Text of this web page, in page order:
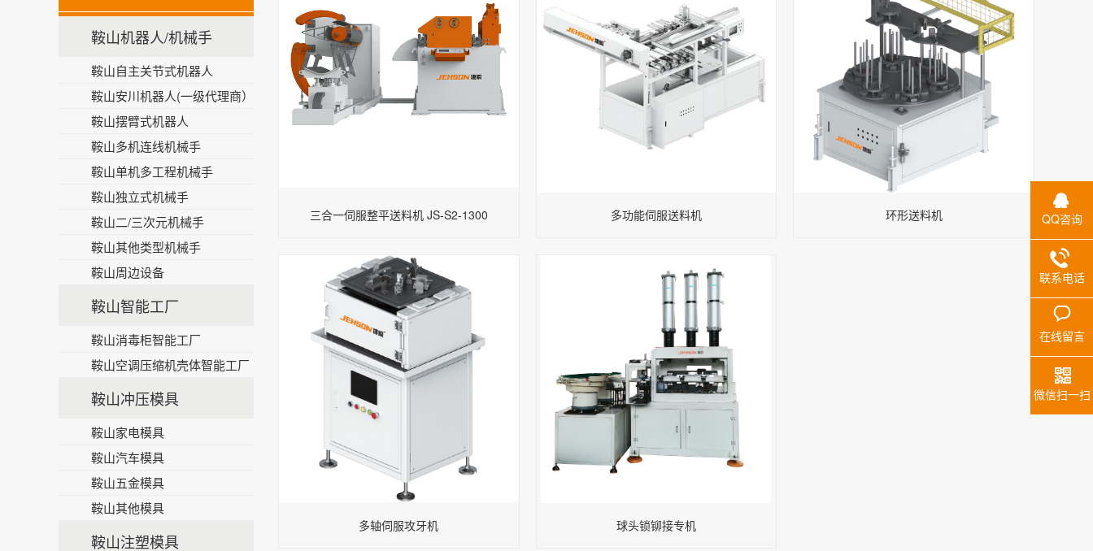
鞍山机器人/机械手
鞍山自主关节式机器人
鞍山安川机器人(一级代理商）
鞍山摆臂式机器人
鞍山多机连线机械手
鞍山单机多工程机械手
鞍山独立式机械手
鞍山二/三次元机械手
鞍山其他类型机械手
鞍山周边设备
鞍山智能工厂
鞍山消毒柜智能工厂
鞍山空调压缩机壳体智能工厂
鞍山冲压模具
鞍山家电模具
鞍山汽车模具
鞍山五金模具
鞍山其他模具
鞍山注塑模具
三合一伺服整平送料机 JS-S2-1300 多功能伺服送料机 环形送料机
多轴伺服攻牙机 球头锁铆接专机
QQ咨询
联系电话
在线留言
微信扫一扫